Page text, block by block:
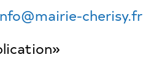
cherisy.fr